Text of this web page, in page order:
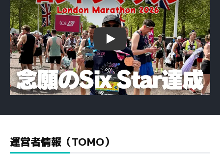
Play
運営者情報（TOMO）